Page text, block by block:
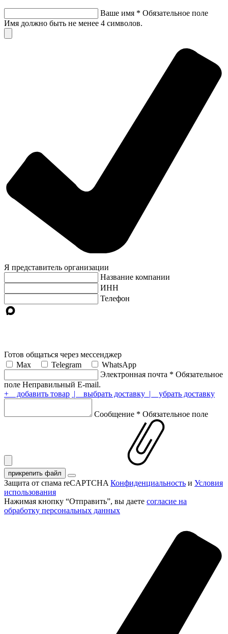
Ваше имя * Обязательное поле
Имя должно быть не менее 4 символов.
Я представитель организации
Название компании
ИНН
Телефон
Готов общаться через мессенджер
Max
Telegram
WhatsApp
Электронная почта * Обязательное
поле Неправильный E-mail.
+ добавить товар | выбрать доставку | убрать доставку
Сообщение * Обязательное поле
прикрепить файл
Защита от спама reCAPTCHA Конфиденциальность и Условия
использования
Нажимая кнопку “Отправить”, вы даете согласие на
обработку персональных данных